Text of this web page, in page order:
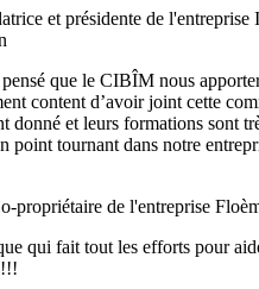
et présidente de l'entreprise
que le CIBÎM nous
content d’avoir joint cette
donné et leurs formations sont
point tournant dans notre
propriétaire de l'entreprise
qui fait tout les efforts pour